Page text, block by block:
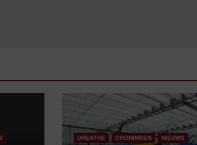
DRENTHE GRONINGEN NIEUWS